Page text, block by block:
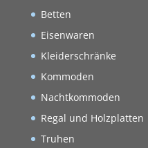
Betten
Eisenwaren
Kleiderschränke
Kommoden
Nachtkommoden
Regal und Holzplatten
Truhen